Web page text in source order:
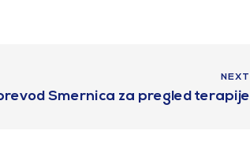
NEXT
Smernica za pregled terapije